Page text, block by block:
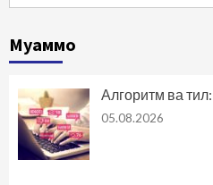
Муаммо
Алгоритм ва
05.08.2026